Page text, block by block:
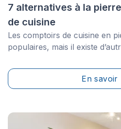
7 alternatives à la
de cuisine
Les comptoirs de cuisine en
populaires, mais il existe
idéal pour votre comptoir de
vous soyez perdus parmi tous
En savoir